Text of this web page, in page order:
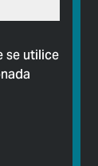
se utilice